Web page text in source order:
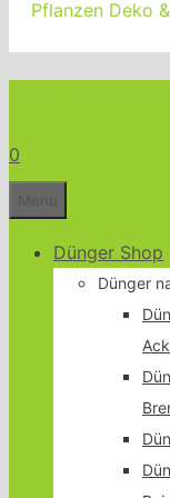
Pflanzen Deko
0
Dünger Shop
Dünger